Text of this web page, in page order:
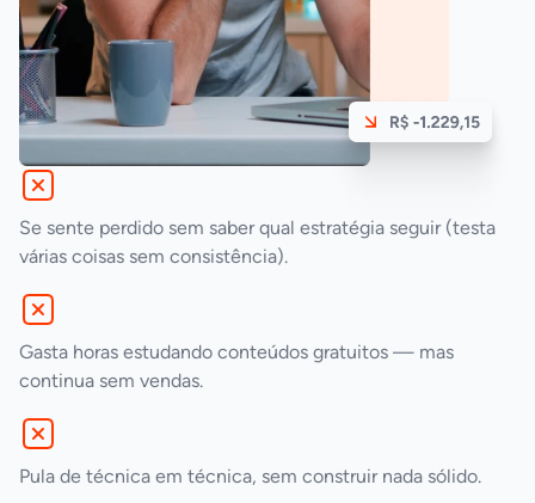
Se sente perdido sem saber qual estratégia seguir (testa
várias coisas sem consistência).
Gasta horas estudando conteúdos gratuitos — mas
continua sem vendas.
Pula de técnica em técnica, sem construir nada sólido.